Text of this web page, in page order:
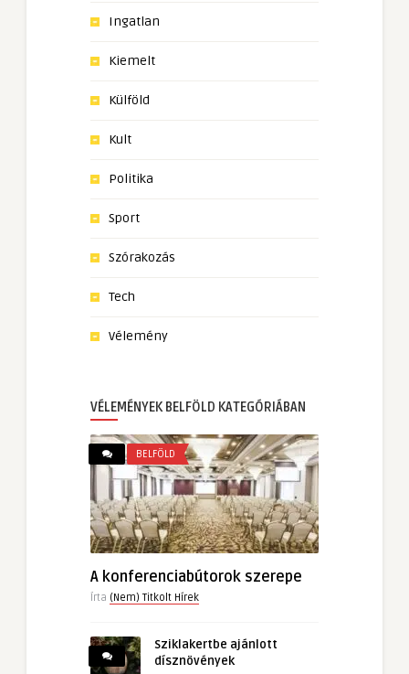
Ingatlan
Kiemelt
Külföld
Kult
Politika
Sport
Szórakozás
Tech
Vélemény
VÉLEMÉNYEK BELFÖLD KATEGÓRIÁBAN
BELFÖLD
A konferenciabútorok szerepe
Írta (Nem) Titkolt Hírek
Sziklakertbe ajánlott
dísznövények